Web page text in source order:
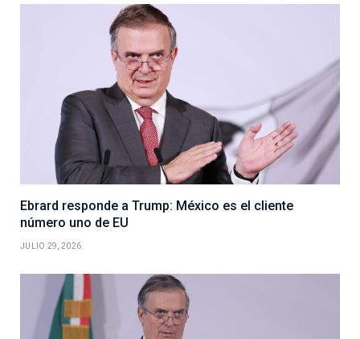
Ebrard responde a Trump: México es el cliente
número uno de EU
JULIO 29, 2026